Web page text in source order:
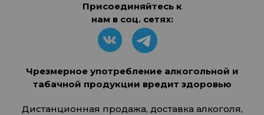
Присоединяйтесь к
нам в соц. сетях:
Чрезмерное употребление алкогольной и
табачной продукции вредит здоровью
Дистанционная продажа, доставка алкоголя,